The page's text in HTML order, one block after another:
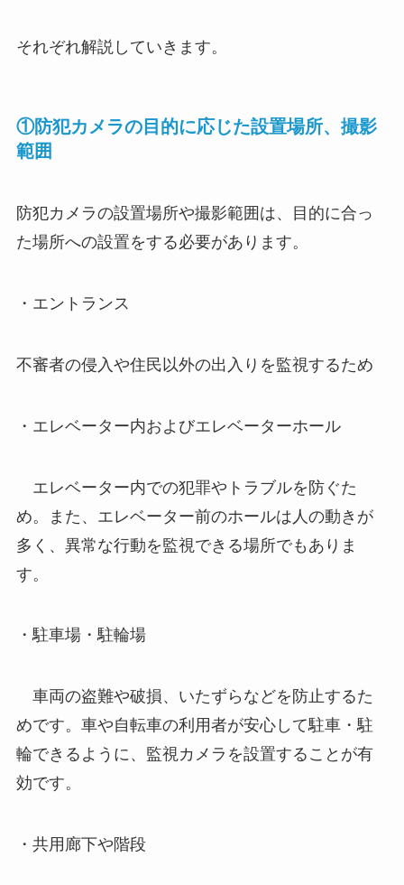
それぞれ解説していきます。
①防犯カメラの目的に応じた設置場所、撮影
範囲
防犯カメラの設置場所や撮影範囲は、目的に合っ
た場所への設置をする必要があります。
・エントランス
不審者の侵入や住民以外の出入りを監視するため
・エレベーター内およびエレベーターホール
エレベーター内での犯罪やトラブルを防ぐた
め。また、エレベーター前のホールは人の動きが
多く、異常な行動を監視できる場所でもありま
す。
・駐車場・駐輪場
車両の盗難や破損、いたずらなどを防止するた
めです。車や自転車の利用者が安心して駐車・駐
輪できるように、監視カメラを設置することが有
効です。
・共用廊下や階段